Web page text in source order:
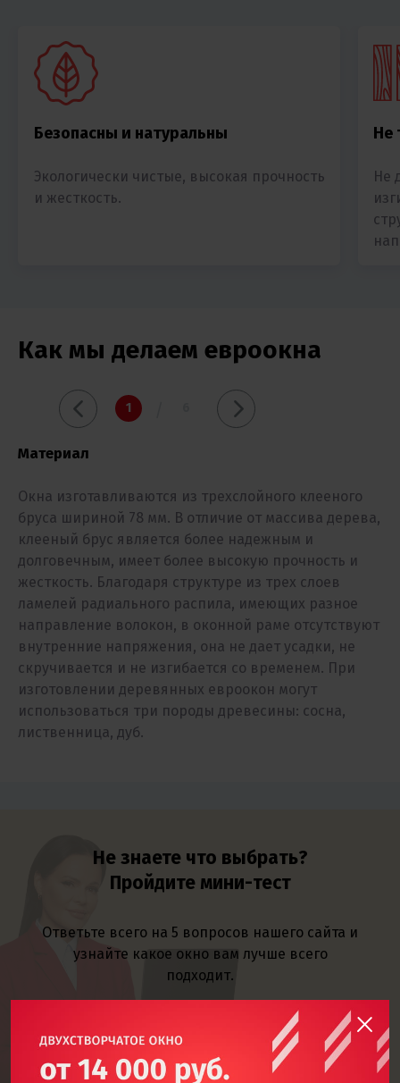
Безопасны и натуральны
Экологически чистые, высокая прочность
и жесткость.
Не
Не
Как мы делаем евроокна
1
Материал
Окна изготавливаются из трехслойного клееного
бруса шириной 78 мм. В отличие от массива дерева,
клееный брус является более надежным и
долговечным, имеет более высокую прочность и
жесткость. Благодаря структуре из трех слоев
ламелей радиального распила, имеющих разное
направление волокон, в оконной раме отсутствуют
внутренние напряжения, она не дает усадки, не
скручивается и не изгибается со временем. При
изготовлении деревянных евроокон могут
использоваться три породы древесины: сосна,
лиственница, дуб.
Не знаете что выбрать?
Пройдите мини-тест
Ответьте всего на 5 вопросов нашего сайта и
узнайте какое окно вам лучше всего
подходит.